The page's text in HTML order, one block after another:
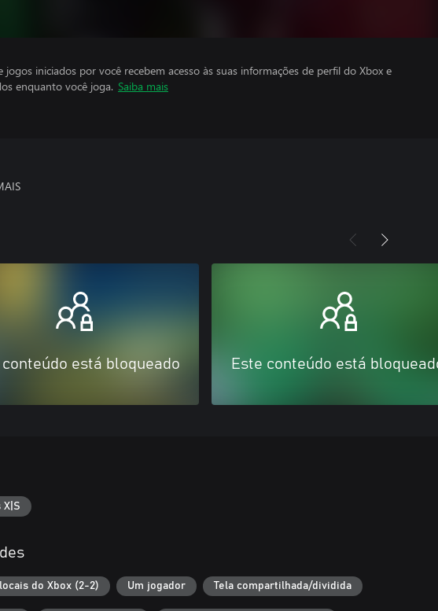
jogos iniciados por você recebem acesso às suas informações de perfil do Xbox e
enquanto você joga. Saiba mais
conteúdo está bloqueado Este conteúdo está
X|S
do Xbox (2-2) Um jogador Tela compartilhada/dividida